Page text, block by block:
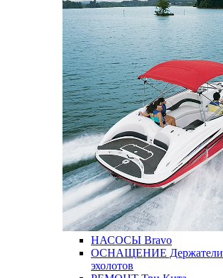
НАСОСЫ Bravo
ОСНАЩЕНИЕ Держатели
эхолотов